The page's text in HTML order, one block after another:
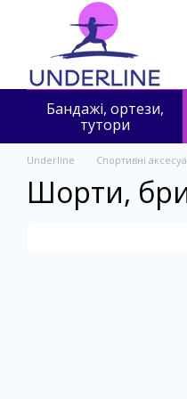
Перейти до основного
Бандажі, ортези,
тутори
Underline Спортивні
Шорти,